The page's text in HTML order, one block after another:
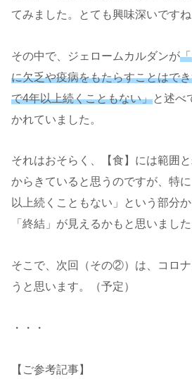
てみました。とても興味深いですね
その中で、ジェロームカルダンが
に欠乏や疫病をもたらすことはで
で4年以上続くこともない」と述べ
かれていました。
それはおそらく、【食】には範囲
からきていると思うのですが、特
以上続くこともない」という部分
「終結」が見えるかもと思いました
そこで、次回（その②）は、コロ
うと思います。（予定）
・・・
【ご参考記事】